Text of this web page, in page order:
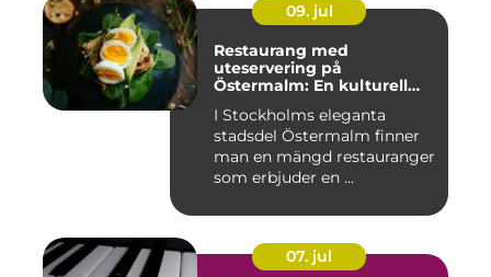
09. jul
Restaurang med
uteservering på
Östermalm: En kulturell
I Stockholms eleganta
stadsdel Östermalm finner
man en mängd restauranger
som erbjuder en ...
07. jul